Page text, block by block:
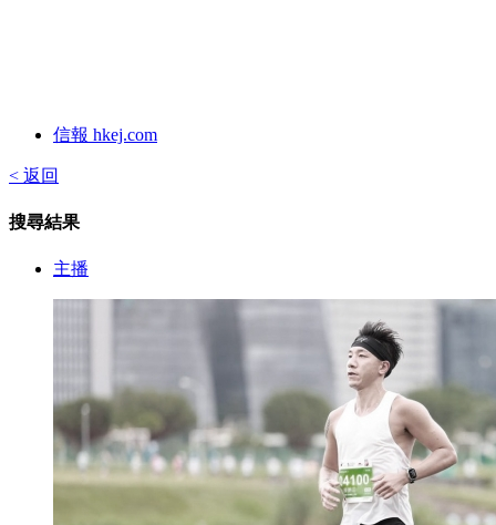
信報 hkej.com
< 返回
搜尋結果
主播